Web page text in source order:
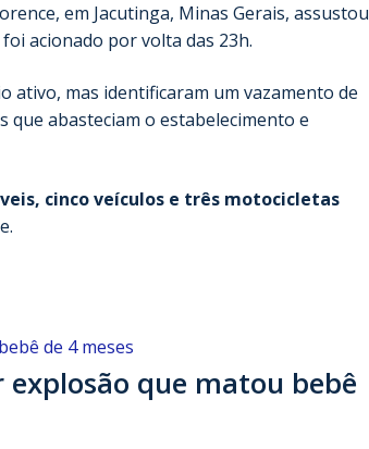
em Jacutinga, Minas Gerais, assustou
foi acionado por volta das 23h.
ativo, mas identificaram um vazamento de
que abasteciam o estabelecimento e
cinco veículos e três motocicletas
explosão que matou bebê